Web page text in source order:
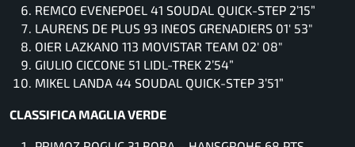
REMCO EVENEPOEL 41 SOUDAL QUICK-STEP 2’15”
LAURENS DE PLUS 93 INEOS GRENADIERS 01′ 53″
OIER LAZKANO 113 MOVISTAR TEAM 02′ 08″
GIULIO CICCONE 51 LIDL-TREK 2’54”
MIKEL LANDA 44 SOUDAL QUICK-STEP 3’51”
CLASSIFICA MAGLIA VERDE